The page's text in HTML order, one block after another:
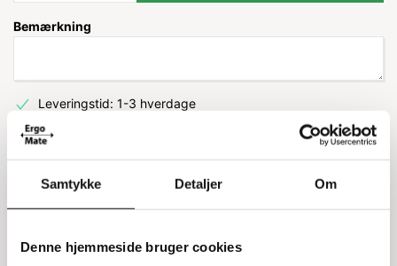
Samtykke Detaljer Om
Denne hjemmeside bruger cookies
Bemærkning
Leveringstid: 1-3 hverdage
Information Specifikationer
Låg til Arca Systems EURO kasser